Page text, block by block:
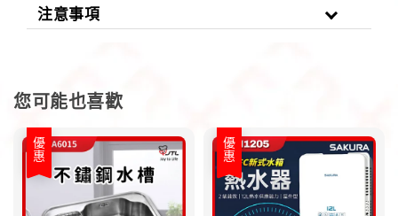
注意事項
您可能也喜歡
優惠 優惠